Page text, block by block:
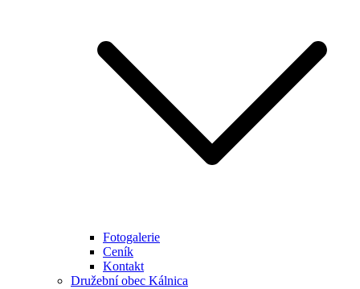
Fotogalerie
Ceník
Kontakt
Družební obec Kálnica